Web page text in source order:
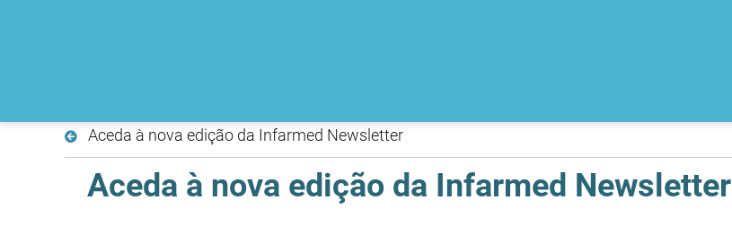
Aceda à nova edição da Infarmed Newsletter
Aceda à nova edição da Infarmed Newsletter